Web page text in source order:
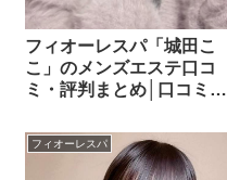
フィオーレスパ「城田こ
こ」のメンズエステ口コ
ミ・評判まとめ│口コミか
の魅力！
フィオーレスパ